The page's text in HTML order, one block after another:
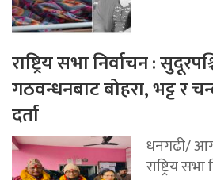
राष्ट्रिय सभा निर्वाचन :
गठवन्धनबाट बोहरा, भट्ट र
दर्ता
धनगढी/
राष्ट्रिय